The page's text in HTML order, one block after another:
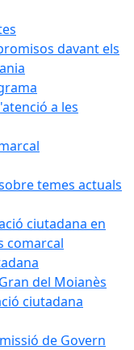
davant els
a les
temes actuals
ciutadana en
comarcal
del Moianès
ciutadana
de Govern